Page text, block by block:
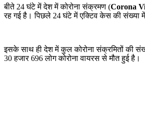
बीते 24 घंटे में देश में कोरोना संक्रमण (Corona
रह गई है। पिछले 24 घंटे में एक्टिव केस की संख्या में
इसके साथ ही देश में कुल कोरोना संक्रमितों की
30 हजार 696 लोग कोरोना वायरस से मौत हुई है।